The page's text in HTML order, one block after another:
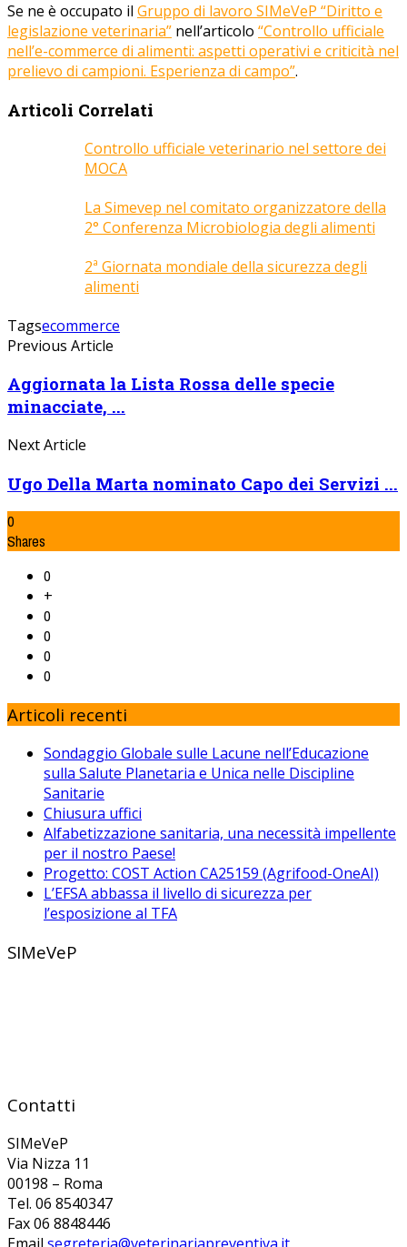
Se ne è occupato il Gruppo di lavoro SIMeVeP “Diritto e
legislazione veterinaria” nell’articolo “Controllo ufficiale
nell’e-commerce di alimenti: aspetti operativi e criticità nel
prelievo di campioni. Esperienza di campo”.
Articoli Correlati
Controllo ufficiale veterinario nel settore dei
MOCA
La Simevep nel comitato organizzatore della
2° Conferenza Microbiologia degli alimenti
2ª Giornata mondiale della sicurezza degli
alimenti
Tagsecommerce
Previous Article
Aggiornata la Lista Rossa delle specie
minacciate, ...
Next Article
Ugo Della Marta nominato Capo dei Servizi ...
0
Shares
0
+
0
0
0
0
Articoli recenti
Sondaggio Globale sulle Lacune nell’Educazione
sulla Salute Planetaria e Unica nelle Discipline
Sanitarie
Chiusura uffici
Alfabetizzazione sanitaria, una necessità impellente
per il nostro Paese!
Progetto: COST Action CA25159 (Agrifood-OneAI)
L’EFSA abbassa il livello di sicurezza per
l’esposizione al TFA
SIMeVeP
Contatti
SIMeVeP
Via Nizza 11
00198 – Roma
Tel. 06 8540347
Fax 06 8848446